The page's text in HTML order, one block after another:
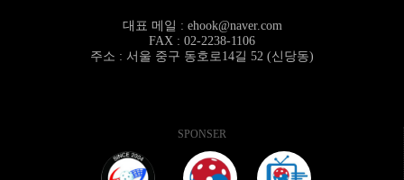
대표 메일 : ehook@naver.com
FAX : 02-2238-1106
주소 : 서울 중구 동호로14길 52 (신당동)
SPONSER